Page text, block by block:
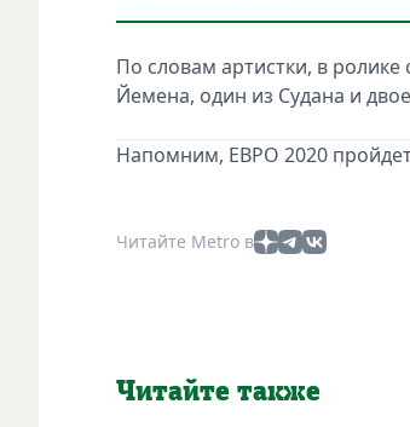
По словам артистки, в
Йемена, один из Судана и
Напомним, ЕВРО 2020
Читайте Metro в
Читайте также